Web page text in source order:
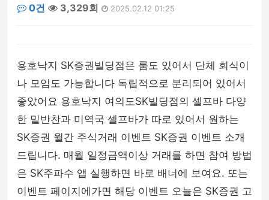
0건
3,329회 2025.02.12 01:25
용호낙지 SK증권빌딩점은 룸도 있어서 단체 회식이
나 모임도 가능합니다 독립적으로 분리되어 있어서
좋았어요 용호낙지 여의도SK빌딩점의 셀프바 다양
한 밑반찬과 미역국 셀프바가 따로 있어서 원하는
SK증권 월간 주식거래 이벤트 SK증권 이벤트 소개
드립니다. 매월 일정금액이상 거래를 하면 참여 방법
은 SK주파수 앱 실행하면 바로 배너에 보여요. 또는
이벤트 페이지에가면 해당 이벤트 오늘은 SK증권 고